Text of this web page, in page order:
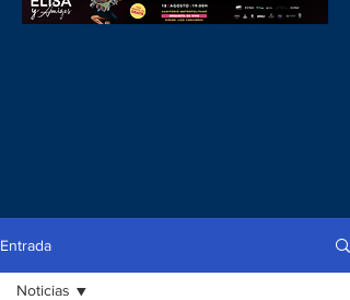
Entrada
Noticias